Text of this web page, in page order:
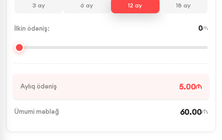
3 ay 6 ay 12 ay 18 ay
İlkin ödəniş: 0
Aylıq ödəniş 5.00
Ümumi məbləğ 60.00